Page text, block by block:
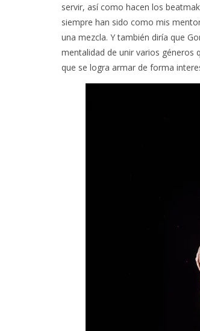
servir, así como hacen los
siempre han sido como mis
una mezcla. Y también diría que
mentalidad de unir varios géneros
que se logra armar de forma